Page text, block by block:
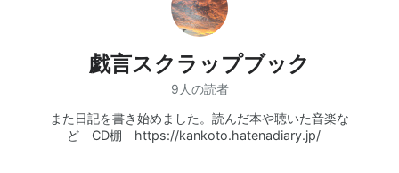
戯言スクラップブック
9人の読者
また日記を書き始めました。読んだ本や聴いた音楽な
ど CD棚 https://kankoto.hatenadiary.jp/